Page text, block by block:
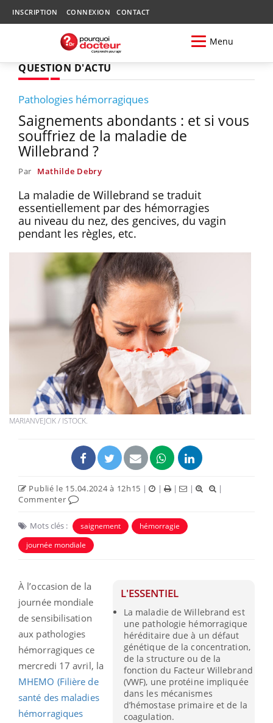
INSCRIPTION CONNEXION CONTACT
Menu
QUESTION D'ACTU
Pathologies hémorragiques
Saignements abondants : et si vous
souffriez de la maladie de
Willebrand ?
Par Mathilde Debry
La maladie de Willebrand se traduit
essentiellement par des hémorragies
au niveau du nez, des gencives, du vagin
pendant les règles, etc.
MARIANVEJCIK / ISTOCK.
Publié le 15.04.2024 à 12h15 | | | |
|
Commenter
Mots clés : saignement
hémorragie
journée mondiale
L'ESSENTIEL
La maladie de Willebrand est
une pathologie hémorragique
héréditaire due à un défaut
génétique de la concentration,
de la structure ou de la
fonction du Facteur Willebrand
(VWF), une protéine impliquée
dans les mécanismes
d’hémostase primaire et de la
coagulation.
À l’occasion de la
journée mondiale
de sensibilisation
aux pathologies
hémorragiques ce
mercredi 17 avril, la
MHEMO (Filière de
santé des maladies
hémorragiques